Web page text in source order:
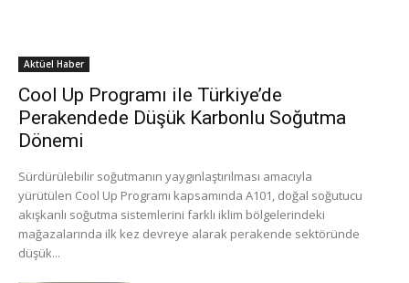
Aktüel Haber
Cool Up Programı ile Türkiye’de
Perakendede Düşük Karbonlu Soğutma
Dönemi
Sürdürülebilir soğutmanın yaygınlaştırılması amacıyla
yürütülen Cool Up Programı kapsamında A101, doğal soğutucu
akışkanlı soğutma sistemlerini farklı iklim bölgelerindeki
mağazalarında ilk kez devreye alarak perakende sektöründe
düşük...